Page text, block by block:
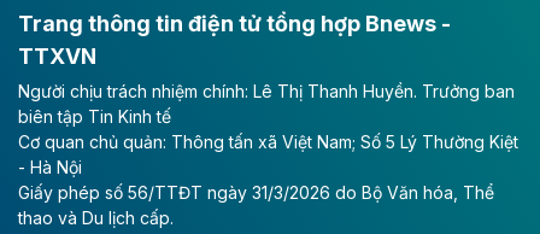
dự án.
Theo vnexpress.net
TP HCM cho phép chuyển mục đích sử
dụng gần 6.500 m2 đất làm khu nghỉ
dưỡng
UBND TP HCM cho phép Công ty Cổ phần Thủy Tiên
Trang thông tin điện tử tổng hợp Bnews -
TTXVN
Người chịu trách nhiệm chính: Lê Thị Thanh Huyền. Trưởng ban
biên tập Tin Kinh tế
Cơ quan chủ quản: Thông tấn xã Việt Nam; Số 5 Lý Thường Kiệt
- Hà Nội
Giấy phép số 56/TTĐT ngày 31/3/2026 do Bộ Văn hóa, Thể
thao và Du lịch cấp.